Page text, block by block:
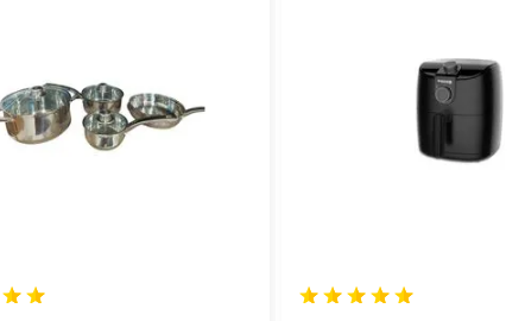
y jabón suave.
para evitar rayar la superficie de la vajilla.
con agua y jabón suave. Si utilizas un lavavajillas,
★★ ★★★★★